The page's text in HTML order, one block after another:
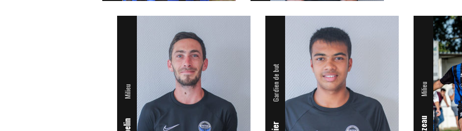
Milieu Gardien de but Milieu